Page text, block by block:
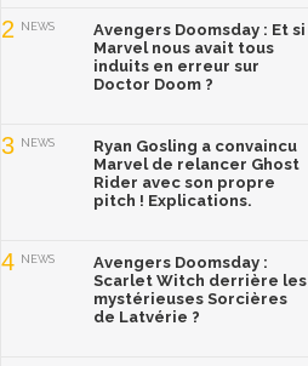
2 NEWS
Avengers Doomsday : Et si
Marvel nous avait tous
induits en erreur sur
Doctor Doom ?
3 NEWS
Ryan Gosling a convaincu
Marvel de relancer Ghost
Rider avec son propre
pitch ! Explications.
4 NEWS
Avengers Doomsday :
Scarlet Witch derrière les
mystérieuses Sorcières
de Latvérie ?